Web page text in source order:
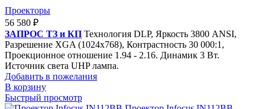
Проекторы
56 580 ₽
ЗАПРОС ТЗ и КП Технология DLP, Яркость 3800 ANSI,
Разрешение XGA (1024x768), Контрастность 30 000:1,
Проекционное отношение 1.94 - 2.16. Динамик 3 Вт.
Источник света UHP лампа.
Добавить в пожелания
В корзину
Быстрый просмотр